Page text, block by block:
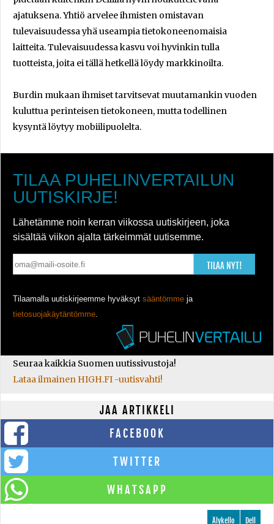
ajatuksena. Yhtiö arvelee ihmisten omistavan
tulevaisuudessa yhä useampia tietokoneenomaisia
laitteita. Tulevaisuudessa kasvu voi hyvinkin tulla
tuotteista, joita ei tällä hetkellä löydy markkinoilta.
Burdin mukaan ihmiset tarvitsevat muutamankin vuoden
kuluttua perinteisen tietokoneen, mutta todellinen
kysyntä löytyy mobiilipuolelta.
TILAA PUHELINVERTAILUN
UUTISKIRJE!
Lähetämme noin kerran viikossa uutiskirjeen, joka
sisältää viikon ajalta tärkeimmät uutisemme.
TILAA NYT!
Tilaamalla uutiskirjeemme hyväksyt sääntömme ja
tietosuojakäytäntömme.
Seuraa kaikkia Suomen uutissivustoja!
Lataa ilmainen HIGH.FI -uutisvahti!
JAA ARTIKKELI
FACEBOOK
TWITTER
WHATSAPP
Dell
Älykello